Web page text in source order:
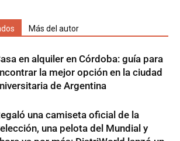
Más del autor
en alquiler en Córdoba: guía para
la mejor opción en la ciudad
de Argentina
una camiseta oficial de la
una pelota del Mundial y